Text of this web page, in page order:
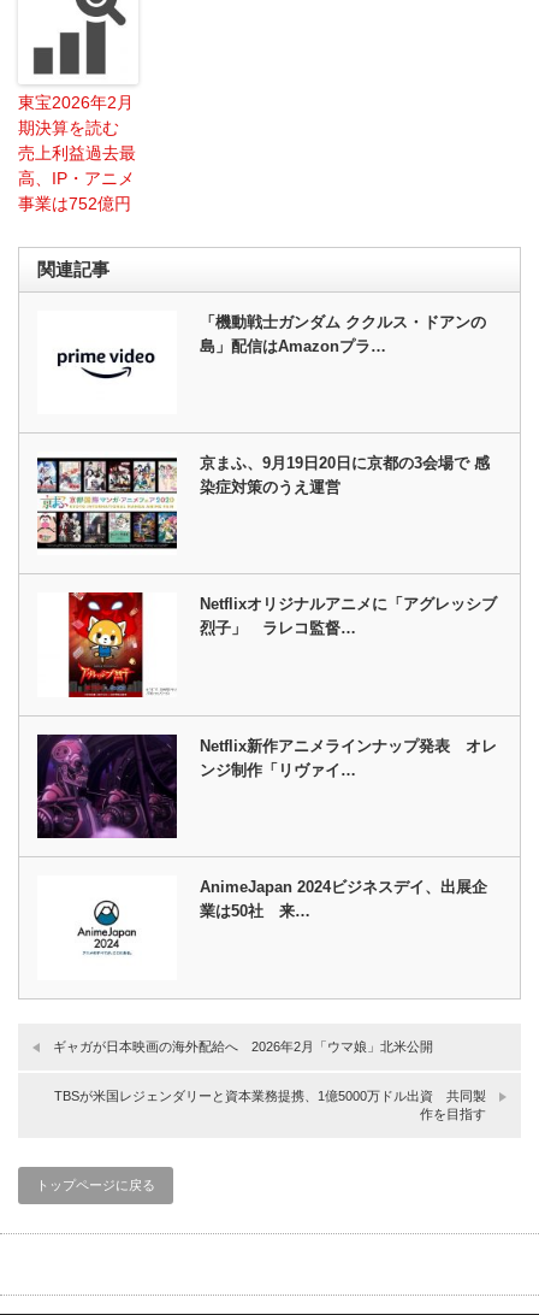
東宝2026年2月
期決算を読む
売上利益過去最
高、IP・アニメ
事業は752億円
関連記事
「機動戦士ガンダム ククルス・ドアンの
島」配信はAmazonプラ…
京まふ、9月19日20日に京都の3会場で 感
染症対策のうえ運営
Netflixオリジナルアニメに「アグレッシブ
烈子」 ラレコ監督…
Netflix新作アニメラインナップ発表 オレ
ンジ制作「リヴァイ…
AnimeJapan 2024ビジネスデイ、出展企
業は50社 来…
ギャガが日本映画の海外配給へ 2026年2月「ウマ娘」北米公開
TBSが米国レジェンダリーと資本業務提携、1億5000万ドル出資 共同製
作を目指す
トップページに戻る